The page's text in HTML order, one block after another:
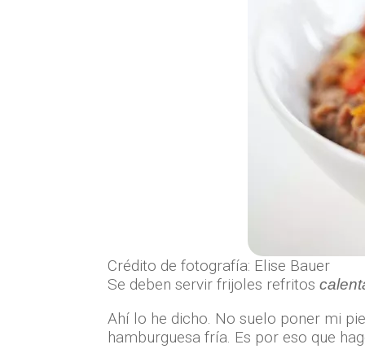
Crédito de fotografía: Elise Bauer
Se deben servir frijoles refritos
Ahí lo he dicho. No suelo poner mi
hamburguesa fría. Es por eso que